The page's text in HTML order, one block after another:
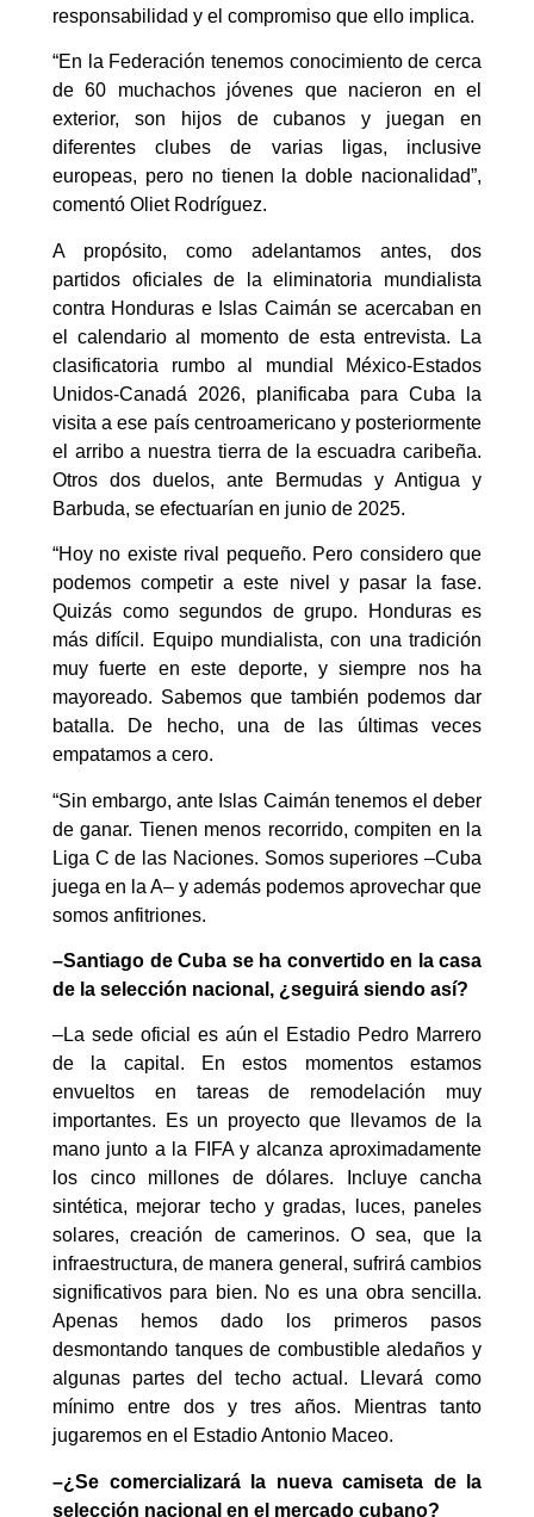
responsabilidad y el compromiso que ello implica.
“En la Federación tenemos conocimiento de cerca
de 60 muchachos jóvenes que nacieron en el
exterior, son hijos de cubanos y juegan en
diferentes clubes de varias ligas, inclusive
europeas, pero no tienen la doble nacionalidad”,
comentó Oliet Rodríguez.
A propósito, como adelantamos antes, dos
partidos oficiales de la eliminatoria mundialista
contra Honduras e Islas Caimán se acercaban en
el calendario al momento de esta entrevista. La
clasificatoria rumbo al mundial México-Estados
Unidos-Canadá 2026, planificaba para Cuba la
visita a ese país centroamericano y posteriormente
el arribo a nuestra tierra de la escuadra caribeña.
Otros dos duelos, ante Bermudas y Antigua y
Barbuda, se efectuarían en junio de 2025.
“Hoy no existe rival pequeño. Pero considero que
podemos competir a este nivel y pasar la fase.
Quizás como segundos de grupo. Honduras es
más difícil. Equipo mundialista, con una tradición
muy fuerte en este deporte, y siempre nos ha
mayoreado. Sabemos que también podemos dar
batalla. De hecho, una de las últimas veces
empatamos a cero.
“Sin embargo, ante Islas Caimán tenemos el deber
de ganar. Tienen menos recorrido, compiten en la
Liga C de las Naciones. Somos superiores –Cuba
juega en la A– y además podemos aprovechar que
somos anfitriones.
–Santiago de Cuba se ha convertido en la casa
de la selección nacional, ¿seguirá siendo así?
–La sede oficial es aún el Estadio Pedro Marrero
de la capital. En estos momentos estamos
envueltos en tareas de remodelación muy
importantes. Es un proyecto que llevamos de la
mano junto a la FIFA y alcanza aproximadamente
los cinco millones de dólares. Incluye cancha
sintética, mejorar techo y gradas, luces, paneles
solares, creación de camerinos. O sea, que la
infraestructura, de manera general, sufrirá cambios
significativos para bien. No es una obra sencilla.
Apenas hemos dado los primeros pasos
desmontando tanques de combustible aledaños y
algunas partes del techo actual. Llevará como
mínimo entre dos y tres años. Mientras tanto
jugaremos en el Estadio Antonio Maceo.
–¿Se comercializará la nueva camiseta de la
selección nacional en el mercado cubano?